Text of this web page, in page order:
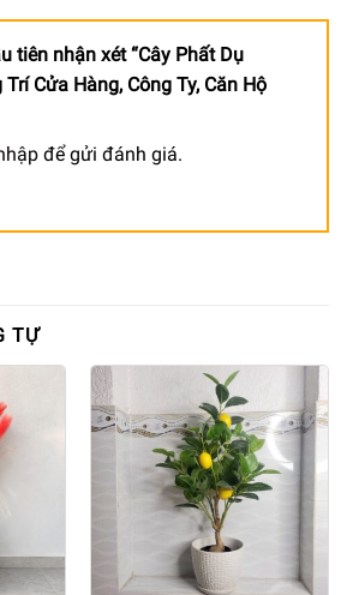
tiên nhận xét “Cây Phất Dụ
Cửa Hàng, Công Ty, Căn Hộ
để gửi đánh giá.
TỰ